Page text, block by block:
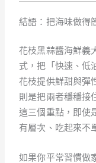
結語：把海味做得
花枝黑蒜醬海鮮義
式，把「快速、低
花枝提供鮮甜與彈
則是把兩者穩穩接
這三個重點，即使
有層次、吃起來不
如果你平常習慣做